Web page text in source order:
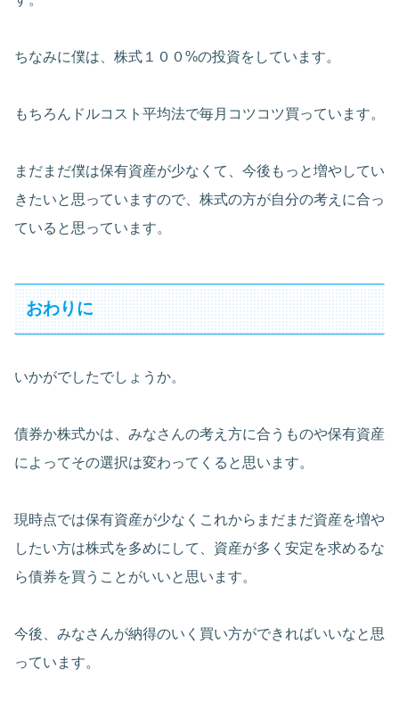
ちなみに僕は、株式１００%の投資をしています。
もちろんドルコスト平均法で毎月コツコツ買っています。
まだまだ僕は保有資産が少なくて、今後もっと増やしてい
きたいと思っていますので、株式の方が自分の考えに合っ
ていると思っています。
おわりに
いかがでしたでしょうか。
債券か株式かは、みなさんの考え方に合うものや保有資産
によってその選択は変わってくると思います。
現時点では保有資産が少なくこれからまだまだ資産を増や
したい方は株式を多めにして、資産が多く安定を求めるな
ら債券を買うことがいいと思います。
今後、みなさんが納得のいく買い方ができればいいなと思
っています。